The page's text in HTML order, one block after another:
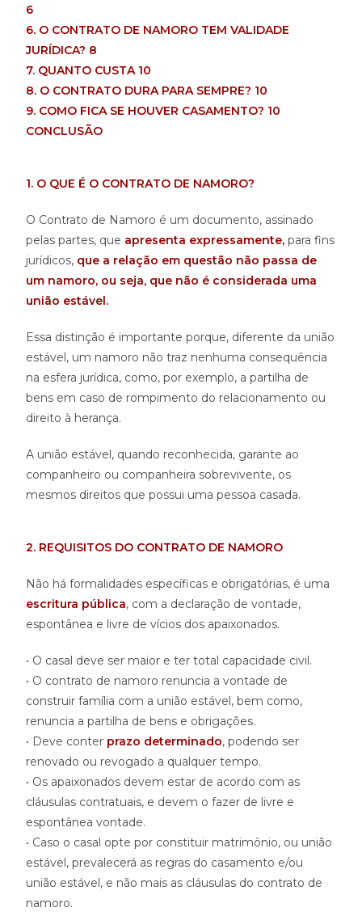
6
6. O CONTRATO DE NAMORO TEM VALIDADE
JURÍDICA? 8
7. QUANTO CUSTA 10
8. O CONTRATO DURA PARA SEMPRE? 10
9. COMO FICA SE HOUVER CASAMENTO? 10
CONCLUSÃO
1. O QUE É O CONTRATO DE NAMORO?
O Contrato de Namoro é um documento, assinado
pelas partes, que apresenta expressamente, para fins
jurídicos, que a relação em questão não passa de
um namoro, ou seja, que não é considerada uma
união estável.
Essa distinção é importante porque, diferente da união
estável, um namoro não traz nenhuma consequência
na esfera jurídica, como, por exemplo, a partilha de
bens em caso de rompimento do relacionamento ou
direito à herança.
A união estável, quando reconhecida, garante ao
companheiro ou companheira sobrevivente, os
mesmos direitos que possui uma pessoa casada.
2. REQUISITOS DO CONTRATO DE NAMORO
Não há formalidades específicas e obrigatórias, é uma
escritura pública, com a declaração de vontade,
espontânea e livre de vícios dos apaixonados.
• O casal deve ser maior e ter total capacidade civil.
• O contrato de namoro renuncia a vontade de
construir família com a união estável, bem como,
renuncia a partilha de bens e obrigações.
• Deve conter prazo determinado, podendo ser
renovado ou revogado a qualquer tempo.
• Os apaixonados devem estar de acordo com as
cláusulas contratuais, e devem o fazer de livre e
espontânea vontade.
• Caso o casal opte por constituir matrimônio, ou união
estável, prevalecerá as regras do casamento e/ou
união estável, e não mais as cláusulas do contrato de
namoro.